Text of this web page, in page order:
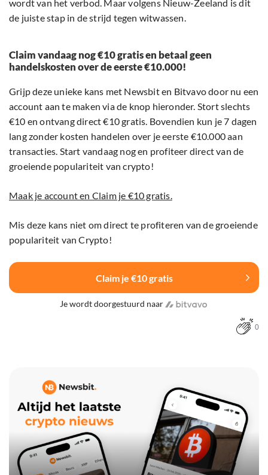
wordt van het verbod. Maar volgens Nieuw-Zeeland is dit
de juiste stap in de strijd tegen witwassen.
Claim vandaag nog €10 gratis en betaal geen
handelskosten over de eerste €10.000!
Grijp deze unieke kans met Newsbit en Bitvavo door nu een
account aan te maken via de knop hieronder. Stort slechts
€10 en ontvang direct €10 gratis. Bovendien kun je 7 dagen
lang zonder kosten handelen over je eerste €10.000 aan
transacties. Start vandaag nog en profiteer direct van de
groeiende populariteit van crypto!
Maak je account en Claim je €10 gratis.
Mis deze kans niet om direct te profiteren van de groeiende
populariteit van Crypto!
Claim je €10 gratis
Je wordt doorgestuurd naar
0